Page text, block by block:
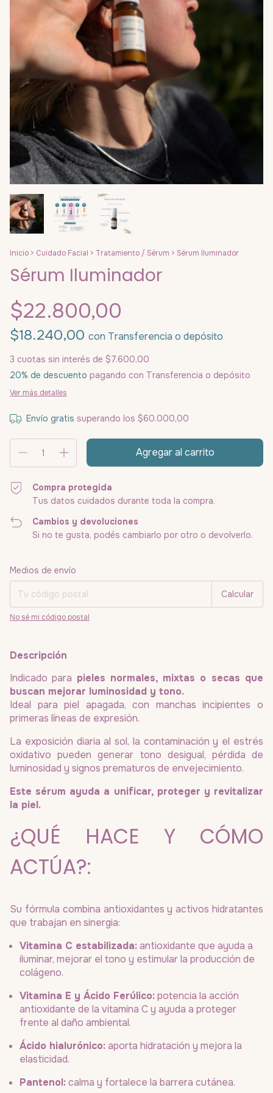
Inicio > Cuidado Facial > Tratamiento / Sérum > Sérum Iluminador
Sérum Iluminador
$22.800,00
$18.240,00 con Transferencia o depósito
3 cuotas sin interés de $7.600,00
20% de descuento pagando con Transferencia o depósito
Ver más detalles
Envío gratis superando los $60.000,00
Compra protegida
Tus datos cuidados durante toda la compra.
Cambios y devoluciones
Si no te gusta, podés cambiarlo por otro o devolverlo.
Entregas para el CP:
Medios de envío
Calcular
No sé mi código postal
Descripción
Indicado para pieles normales, mixtas o secas que
buscan mejorar luminosidad y tono.
Ideal para piel apagada, con manchas incipientes o
primeras líneas de expresión.
La exposición diaria al sol, la contaminación y el estrés
oxidativo pueden generar tono desigual, pérdida de
luminosidad y signos prematuros de envejecimiento.
Este sérum ayuda a unificar, proteger y revitalizar
la piel.
¿QUÉ HACE Y CÓMO
ACTÚA?:
Su fórmula combina antioxidantes y activos hidratantes
que trabajan en sinergia:
Vitamina C estabilizada: antioxidante que ayuda a
iluminar, mejorar el tono y estimular la producción de
colágeno.
Vitamina E y Ácido Ferúlico: potencia la acción
antioxidante de la vitamina C y ayuda a proteger
frente al daño ambiental.
Ácido hialurónico: aporta hidratación y mejora la
elasticidad.
Pantenol: calma y fortalece la barrera cutánea.